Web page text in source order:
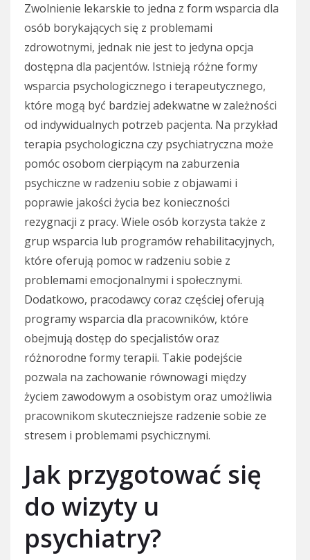
Zwolnienie lekarskie to jedna z form wsparcia dla
osób borykających się z problemami
zdrowotnymi, jednak nie jest to jedyna opcja
dostępna dla pacjentów. Istnieją różne formy
wsparcia psychologicznego i terapeutycznego,
które mogą być bardziej adekwatne w zależności
od indywidualnych potrzeb pacjenta. Na przykład
terapia psychologiczna czy psychiatryczna może
pomóc osobom cierpiącym na zaburzenia
psychiczne w radzeniu sobie z objawami i
poprawie jakości życia bez konieczności
rezygnacji z pracy. Wiele osób korzysta także z
grup wsparcia lub programów rehabilitacyjnych,
które oferują pomoc w radzeniu sobie z
problemami emocjonalnymi i społecznymi.
Dodatkowo, pracodawcy coraz częściej oferują
programy wsparcia dla pracowników, które
obejmują dostęp do specjalistów oraz
różnorodne formy terapii. Takie podejście
pozwala na zachowanie równowagi między
życiem zawodowym a osobistym oraz umożliwia
pracownikom skuteczniejsze radzenie sobie ze
stresem i problemami psychicznymi.
Jak przygotować się
do wizyty u
psychiatry?